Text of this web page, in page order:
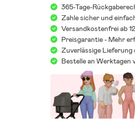
365-Tage-
Zahle sicher und
Versandkostenfrei ab
Preisgarantie - Mehr
Zuverlässige Lieferung
Bestelle an Werktagen